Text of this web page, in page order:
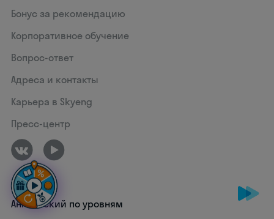
Бонус за рекомендацию
Корпоративное обучение
Вопрос-ответ
Адреса и контакты
Карьера в Skyeng
Пресс-центр
Английский по уровням